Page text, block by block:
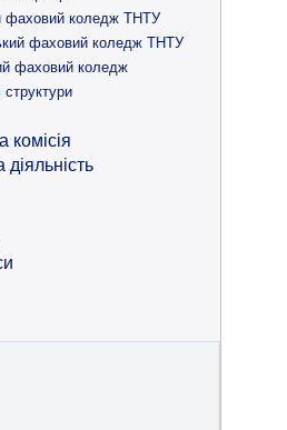
фаховий коледж ТНТУ
фаховий коледж ТНТУ
фаховий коледж
структури
комісія